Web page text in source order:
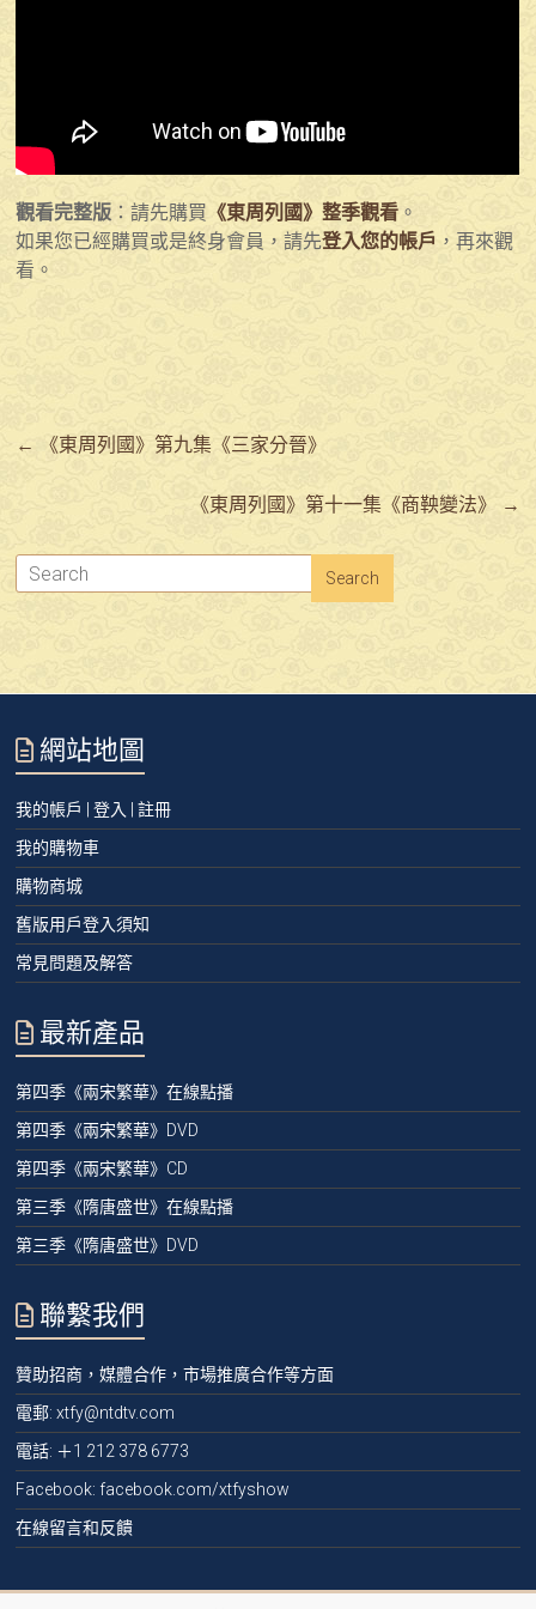
觀看完整版 ：請先購買 《東周列國》整季觀看 。
如果您已經購買或是終身會員，請先登入您的帳戶 ，再來觀
看。
← 《東周列國》第九集《三家分晉》
《東周列國》第十一集《商鞅變法》 →
網站地圖
我的帳戶 | 登入 | 註冊
我的購物車
購物商城
舊版用戶登入須知
常見問題及解答
最新產品
第四季《兩宋繁華》在線點播
第四季《兩宋繁華》DVD
第四季《兩宋繁華》CD
第三季《隋唐盛世》在線點播
第三季《隋唐盛世》DVD
聯繫我們
贊助招商，媒體合作，市場推廣合作等方面
電郵:xtfy@ntdtv.com
電話: ＋1 212 378 6773
Facebook: facebook.com/xtfyshow
在線留言和反饋